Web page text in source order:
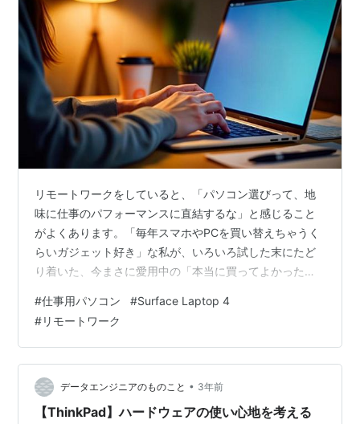
リモートワークをしていると、「パソコン選びって、地
味に仕事のパフォーマンスに直結するな」と感じること
がよくあります。「毎年スマホやPCを買い替えちゃうく
らいガジェット好き」な私が、いろいろ試した末にたど
り着いた、今まさに愛用中の「本当に買ってよかった仕
のか、他の機種と何が違うのか。実際に使ってみたリア
ルな感想を、ざっくばらんにレビューしていきますね。
私の仕事用パソコンの利用シーン まず、私がどんな環境
でパソコンを使っているか、簡単に整理しておきます。
主な用途: 資料作成、執筆・編集、メール対応などの事
務・テキスト作業が中心（重い動画編集…
#仕事用パソコン #Surface Laptop 4
#リモートワーク
データエンジニアのものこと • 3年前
【ThinkPad】ハードウェアの使い心地を考える